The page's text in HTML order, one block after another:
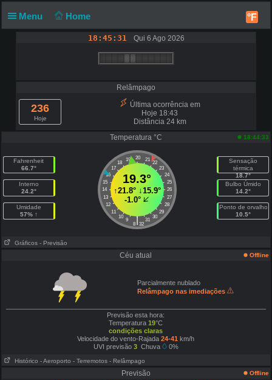
Menu Home °F
18:45:31 Qui 6 Ago 2026
Relâmpago
236
Hoje
Última ocorrência em
Hoje 18:43
Distância 24 km
Temperatura °C
18:44:33
Fahrenheit
66.7°
Interno
24.2°
Umidade
57% ↑
20
19 21
18
22
17
23
16
24
15
25
14
26
13
27
12
28
11
29
10
30
9 31
|
8 32
19.3°
↑21.8°↓15.9°
-1.0°
Sensação
térmica
18.7°
Bulbo Úmido
14.2°
Ponto de orvalho
10.5°
Gráficos - Previsão
Céu atual Offline
Parcialmente nublado
Relâmpago nas imediações
Previsão esta hora:
Temperatura19°C
condições claras
Velocidade do vento-Rajada 24-41 km/h
UVI previsão 3Chuva 0%
Histórico - Aeroporto - Terremotos - Relâmpago
Previsão
Offline